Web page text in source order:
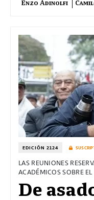
Enzo Adinolfi
EDICIÓN 2124
LAS REUNIONES
ACADÉMICOS SOBRE
De